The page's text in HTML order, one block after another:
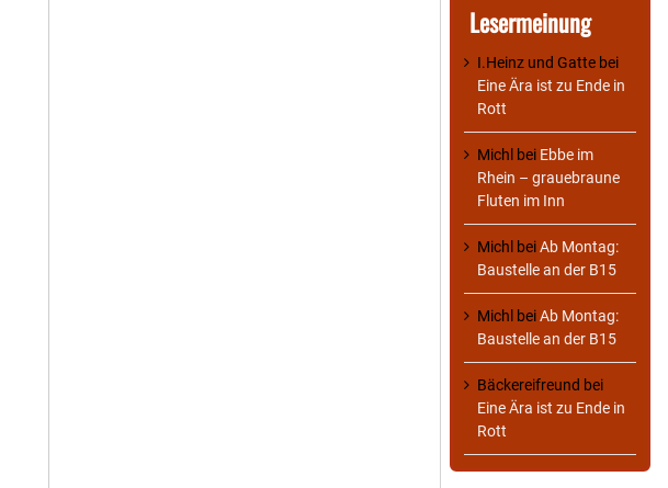
Lesermeinung
I.Heinz und Gatte bei
Eine Ära ist zu Ende in
Rott
Michl bei Ebbe im
Rhein – grauebraune
Fluten im Inn
Michl beiAb Montag:
Baustelle an der B15
Michl beiAb Montag:
Baustelle an der B15
Bäckereifreund bei
Eine Ära ist zu Ende in
Rott